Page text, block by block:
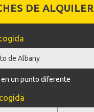
DE ALQUILER
un punto diferente